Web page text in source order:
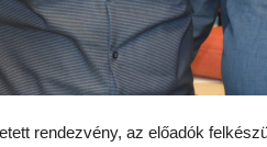
rendezvény, az előadók